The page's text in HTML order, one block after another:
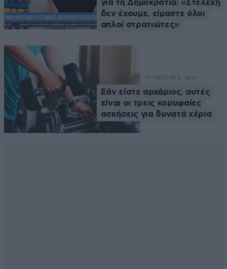
για τη Δημοκρατία: «Στελέχη
δεν έχουμε, είμαστε όλοι
απλοί στρατιώτες»
FITNESS 18 λ. πριν
Εάν είστε αρχάριος, αυτές
είναι οι τρεις κορυφαίες
ασκήσεις για δυνατά χέρια